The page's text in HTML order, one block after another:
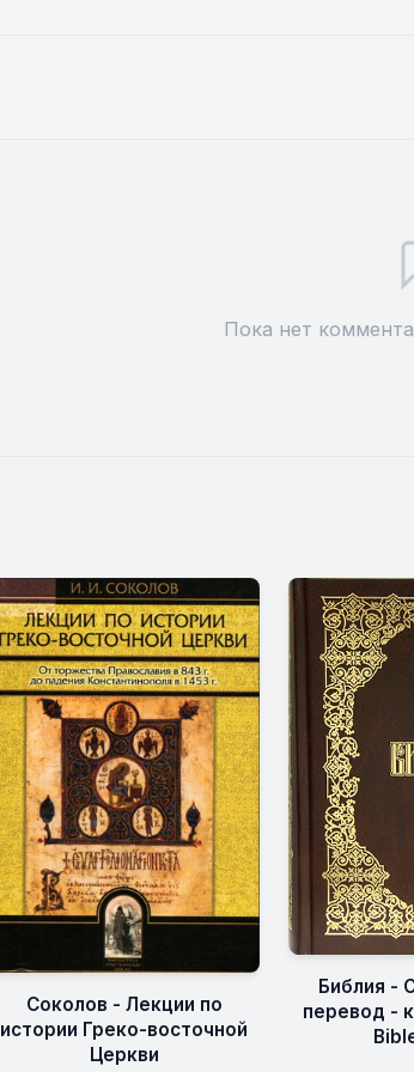
Пока нет
Соколов - Лекции по
истории Греко-восточной
Церкви
Библия -
перевод -